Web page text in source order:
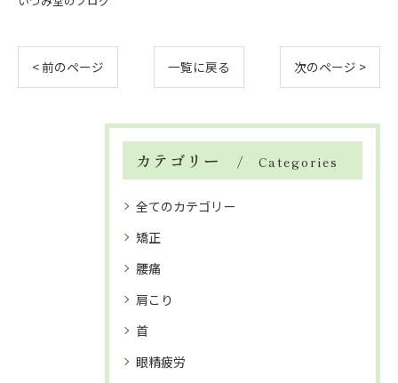
< 前のページ 一覧に戻る 次のページ >
カテゴリー Categories
全てのカテゴリー
矯正
腰痛
肩こり
首
眼精疲労